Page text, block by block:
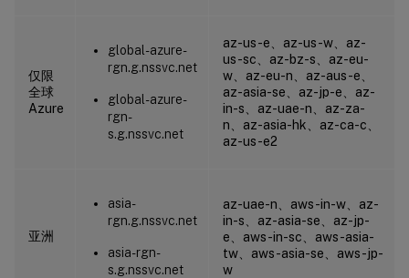
仅限
全球
Azure
global-azure-
rgn.g.nssvc.net
global-azure-
rgn-
s.g.nssvc.net
az-us-e、az-us-w、az-
us-sc、az-bz-s、az-eu-
w、az-eu-n、az-aus-e、
az-asia-se、az-jp-e、az-
in-s、az-uae-n、az-za-
n、az-asia-hk、az-ca-c、
az-us-e2
亚洲
asia-
rgn.g.nssvc.net
asia-rgn-
s.g.nssvc.net
az-uae-n、aws-in-w、az-
in-s、az-asia-se、az-jp-
e、aws-in-sc、aws-asia-
tw、aws-asia-se、aws-jp-
w